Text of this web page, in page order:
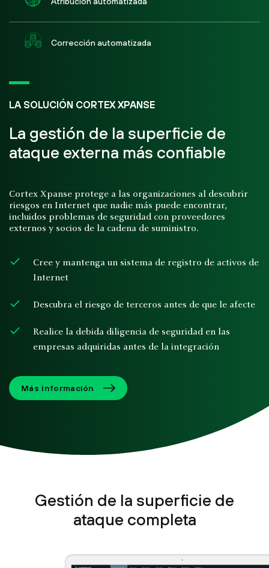
LA SOLUCIÓN CORTEX XPANSE
La gestión de la superficie de
ataque externa más confiable
Cortex Xpanse protege a las organizaciones al descubrir
riesgos en Internet que nadie más puede encontrar,
incluidos problemas de seguridad con proveedores
externos y socios de la cadena de suministro.
Cree y mantenga un sistema de registro de activos de
Internet
Descubra el riesgo de terceros antes de que le afecte
Realice la debida diligencia de seguridad en las
empresas adquiridas antes de la integración
Más información
Corrección automatizada
Gestión de la superficie de
ataque completa